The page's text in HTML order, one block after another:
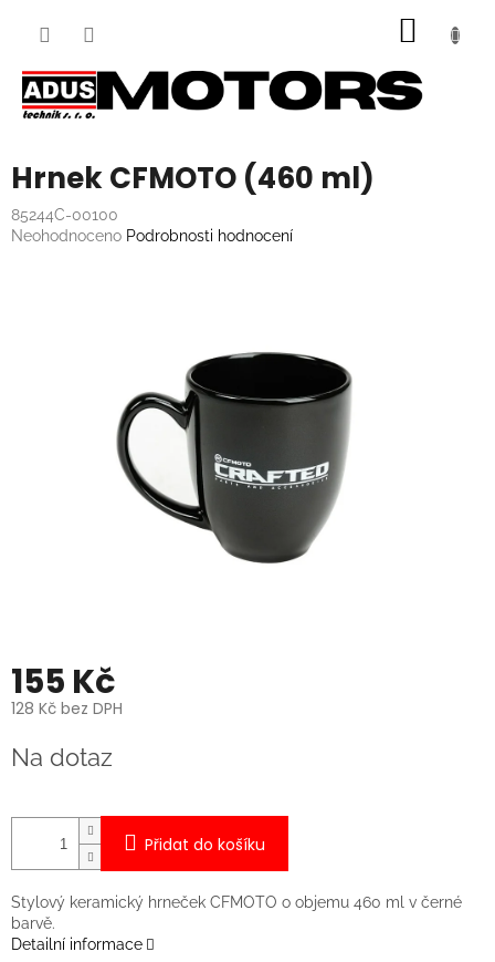
Hrnek CFMOTO (460 ml)
85244C-00100
Průměrné
Neohodnoceno Podrobnosti hodnocení
155 Kč
128 Kč bez DPH
cena:
Na dotaz
Přidat do košíku
Stylový keramický hrneček CFMOTO o objemu 460 ml v černé
barvě.
Detailní informace